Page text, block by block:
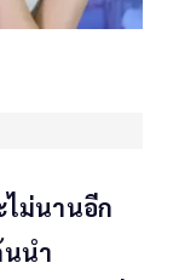
ไม่นานอีก
นนำ